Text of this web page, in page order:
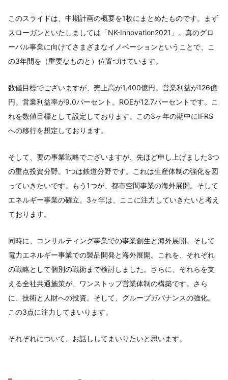
このスライドは、中期計画の概要を1枚にまとめたものです。まず
スローガンといたしましては「NK-Innovation2021」。真のグロ
ーバル事業に向けてさまざまなイノベーションということで、こ
の3年間を（重要なものと）位置づけています。
数値目標でございますが、売上高が1,400億円。営業利益が126億
円。営業利益率が9.0パーセント。ROEが12.7パーセントです。こ
れを数値目標として設定しております。この3ヶ年の期中にIFRS
への移行を想定しております。
そして、要の事業戦略でございますが、先ほど申し上げました3つ
の重点投資分野。1つは鉄道分野です。これは生産体制の強化を図
っていきたいです。もう1つが、都市空間事業の海外展開。そして
エネルギー事業の確立。3ヶ年は、ここに注力していきたいと考え
ております。
同時に、コンサルティング事業での事業創生と海外展開。そして
電力エネルギー事業での製品開発と海外展開。これを、それぞれ
の戦略として個別の戦術まで検討しました。さらに、それらを支
える全社共通施策が、ワンストップ営業体制の構築です。さら
に、技術と人財への投資。そして、グループガバナンスの強化。
この3点に注力してまいります。
それぞれについて、お話ししてまいりたいと思います。